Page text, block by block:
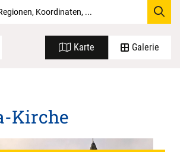
Karte Galerie
Kirche